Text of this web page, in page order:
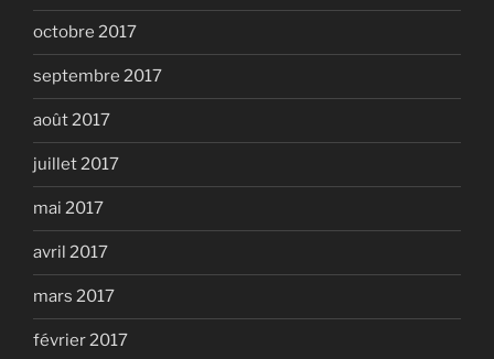
octobre 2017
septembre 2017
août 2017
juillet 2017
mai 2017
avril 2017
mars 2017
février 2017